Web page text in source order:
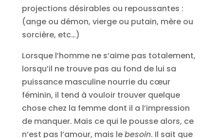
projections désirables ou repoussantes :
(ange ou démon, vierge ou putain, mère ou
sorcière, etc…)
Lorsque l’homme ne s’aime pas totalement,
lorsqu’il ne trouve pas au fond de lui sa
puissance masculine nourrie du cœur
féminin, il tend à vouloir trouver quelque
chose chez la femme dont il a l’impression
de manquer. Mais ce qui le pousse alors, ce
n’est pas l’amour, mais lebesoin. Il sait que